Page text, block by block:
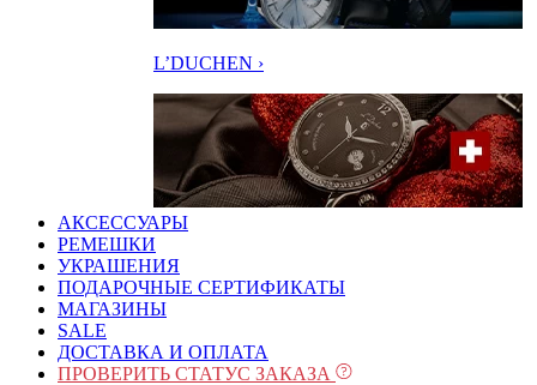
L’DUCHEN ›
АКСЕССУАРЫ
РЕМЕШКИ
УКРАШЕНИЯ
ПОДАРОЧНЫЕ СЕРТИФИКАТЫ
МАГАЗИНЫ
SALE
ДОСТАВКА И ОПЛАТА
ПРОВЕРИТЬ СТАТУС ЗАКАЗА